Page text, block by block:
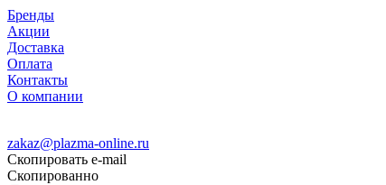
Бренды
Акции
Доставка
Оплата
Контакты
О компании
zakaz@plazma-online.ru
Скопировать e-mail
Cкопированно